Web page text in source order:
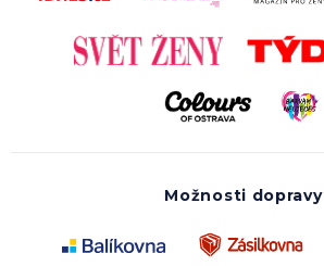
Možnosti dopravy